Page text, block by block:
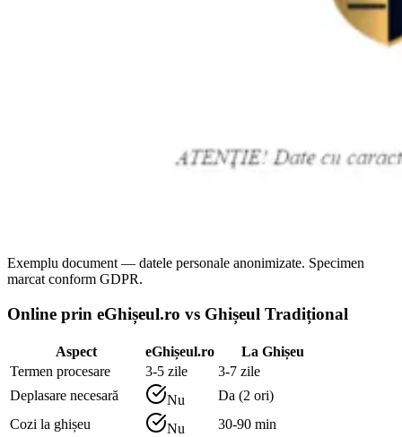
Exemplu document — datele personale anonimizate. Specimen
marcat conform GDPR.
Online prin eGhișeul.ro vs Ghișeul Tradițional
Aspect eGhișeul.ro
La Ghișeu
Termen procesare
3-5 zile
3-7 zile
Deplasare necesară
Nu
Da (2 ori)
Cozi la ghișeu
Nu
30-90 min